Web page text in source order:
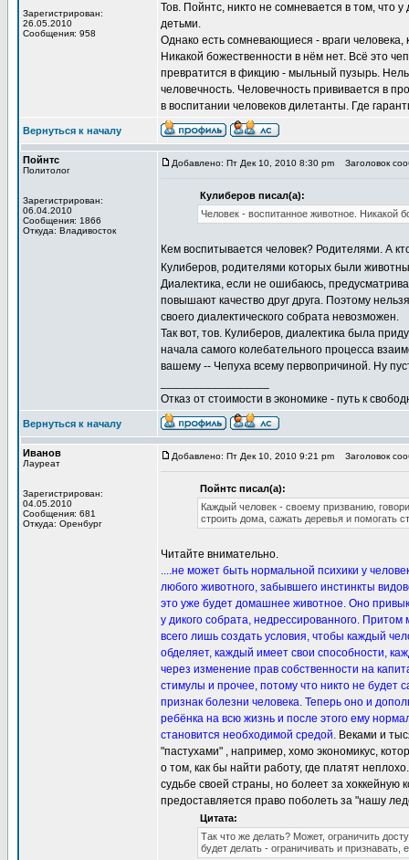
Зарегистрирован:
26.05.2010
Сообщения: 958
Тов. Пойнтс, никто не сомневается в том, что
детьми.
Однако есть сомневающиеся - враги
Никакой божественности в нём нет. Всё это
превратится в фикцию - мыльный пузырь.
человечность. Человечность прививается в
в воспитании человеков дилетанты. Где
Вернуться к началу
Пойнтс
Политолог
Зарегистрирован:
06.04.2010
Сообщения: 1866
Откуда: Владивосток
Добавлено: Пт Дек 10, 2010 8:30 pm Заголовок
Кулиберов писал(а):
Человек - воспитанное животное. Никакой
Кем воспитывается человек? Родителями. А
Кулиберов, родителями которых были
Диалектика, если не ошибаюсь,
повышают качество друг друга. Поэтому
своего диалектического собрата невозможен.
Так вот, тов. Кулиберов, диалектика была
начала самого колебательного процесса
вашему -- Чепуха всему первопричиной. Ну
Отказ от стоимости в экономике - путь к
Вернуться к началу
Иванов
Лауреат
Зарегистрирован:
04.05.2010
Сообщения: 681
Откуда: Оренбург
Добавлено: Пт Дек 10, 2010 9:21 pm Заголовок
Пойнтс писал(а):
Каждый человек - своему призванию,
строить дома, сажать деревья и помогать
Читайте внимательно.
....не может быть нормальной психики у
любого животного, забывшего инстинкты
это уже будет домашнее животное. Оно
у дикого собрата, недрессированного.
всего лишь создать условия, чтобы каждый
обделяет, каждый имеет свои способности,
через изменение прав собственности на
стимулы и прочее, потому что никто не будет
признак болезни человека. Теперь оно и
ребёнка на всю жизнь и после этого ему
становится необходимой средой. Веками и
"пастухами" , например, хомо экономикус,
о том, как бы найти работу, где платят
судьбе своей страны, но болеет за хоккейную
предоставляется право поболеть за "нашу
Цитата:
Так что же делать? Может, ограничить
будет делать - ограничивать и признавать,